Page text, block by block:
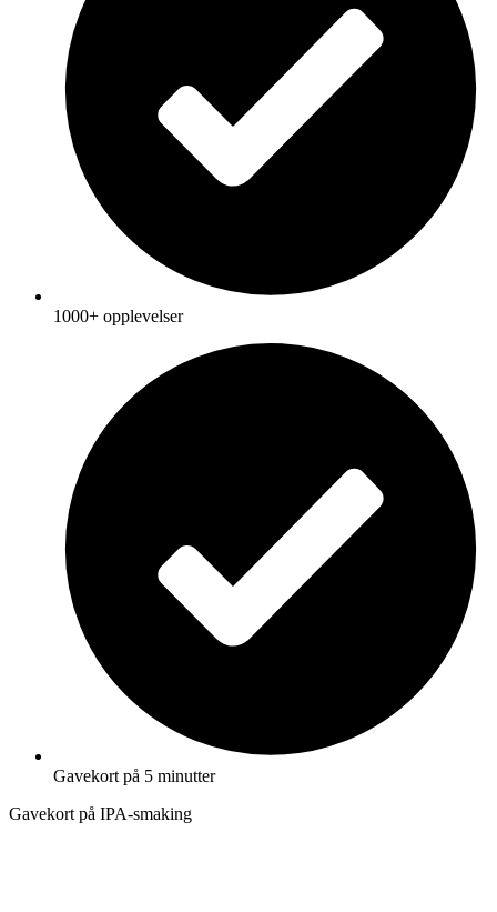
1000+ opplevelser
Gavekort på 5 minutter
Gavekort på IPA-smaking